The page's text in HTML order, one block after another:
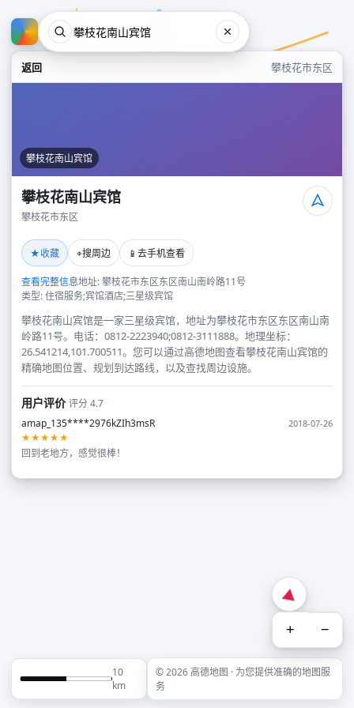
返回 攀枝花市东区
攀枝花南山宾馆
攀枝花南山宾馆
攀枝花市东区
★收藏 ⌖搜周边 📱 去手机查看
查看完整信息地址: 攀枝花市东区东区南山南岭路11号
类型: 住宿服务;宾馆酒店;三星级宾馆
攀枝花南山宾馆是一家三星级宾馆，地址为攀枝花市东区东区南山南
岭路11号。电话：0812-2223940;0812-3111888。地理坐标：
26.541214,101.700511。您可以通过高德地图查看攀枝花南山宾馆的
精确地图位置、规划到达路线，以及查找周边设施。
用户评价评分 4.7
amap_135****2976kZIh3msR
2018-07-26
★★★★★
回到老地方，感觉很棒！
+ −
10
km
© 2026 高德地图 · 为您提供准确的地图服
务